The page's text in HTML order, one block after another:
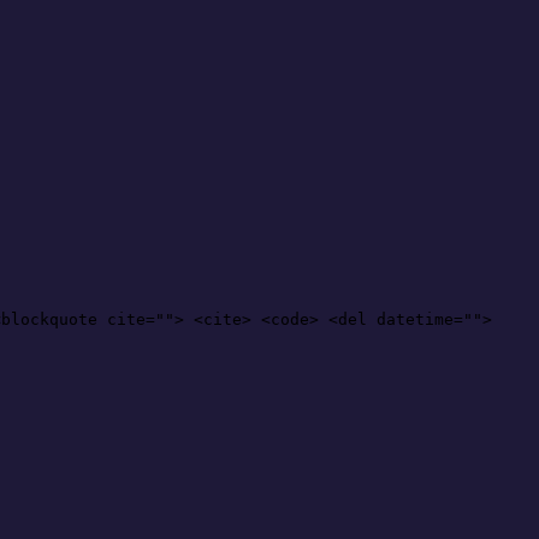
cite=""> <cite> <code> <del datetime="">